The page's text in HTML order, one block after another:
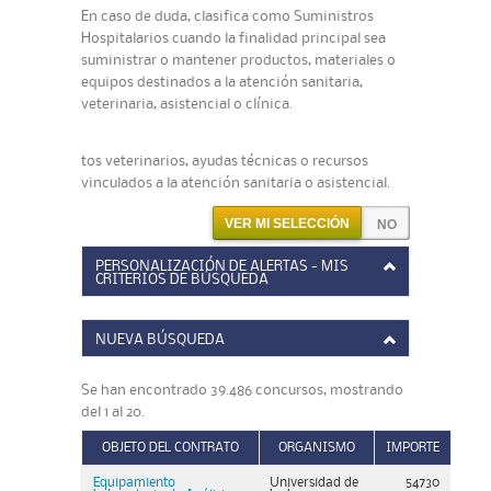
En caso de duda, clasifica como Suministros
Hospitalarios cuando la finalidad principal sea
suministrar o mantener productos, materiales o
equipos destinados a la atención sanitaria,
veterinaria, asistencial o clínica.
tos veterinarios, ayudas técnicas o recursos
vinculados a la atención sanitaria o asistencial.
VER MI SELECCIÓN
PERSONALIZACIÓN DE ALERTAS - MIS
CRITERIOS DE BÚSQUEDA
NUEVA BÚSQUEDA
Se han encontrado 39.486 concursos, mostrando
del 1 al 20.
OBJETO DEL CONTRATO ORGANISMO IMPORTE
Equipamiento
Universidad de
54730